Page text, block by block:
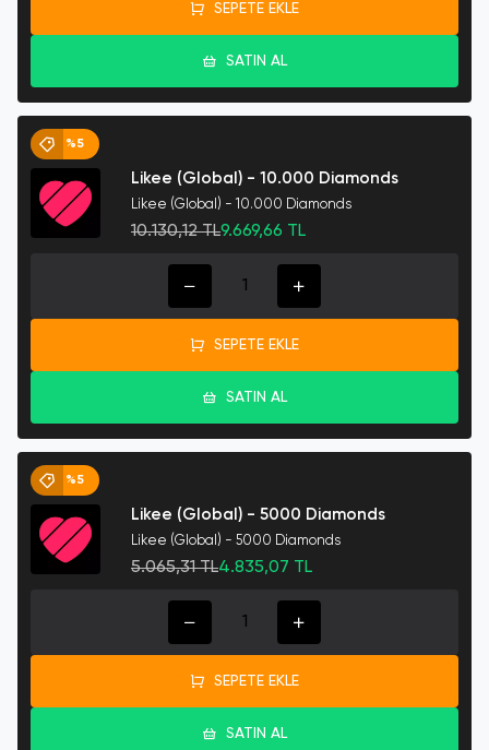
SEPETE EKLE
SATIN AL
%5
Likee (Global) - 10.000 Diamonds
Likee (Global) - 10.000 Diamonds
10.130,12 TL9.669,66 TL
SEPETE EKLE
SATIN AL
%5
Likee (Global) - 5000 Diamonds
Likee (Global) - 5000 Diamonds
5.065,31 TL4.835,07 TL
SEPETE EKLE
SATIN AL